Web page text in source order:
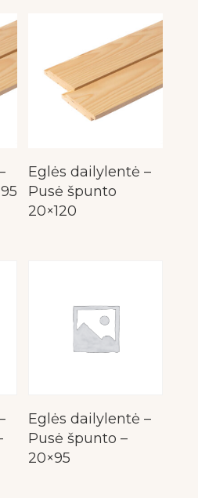
Eglės dailylentė –
Pusė špunto
20×120
Eglės dailylentė –
Pusė špunto –
20×95